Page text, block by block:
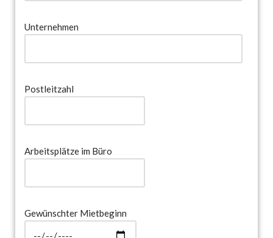
Unternehmen
Postleitzahl
Arbeitsplätze im Büro
Gewünschter Mietbeginn